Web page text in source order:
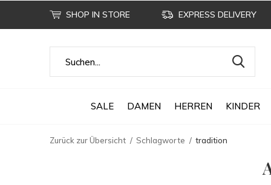
SALE DAMEN HERREN KINDER
SHOP IN STORE EXPRESS DELIVERY
Zurück zur Übersicht Schlagworte tradition